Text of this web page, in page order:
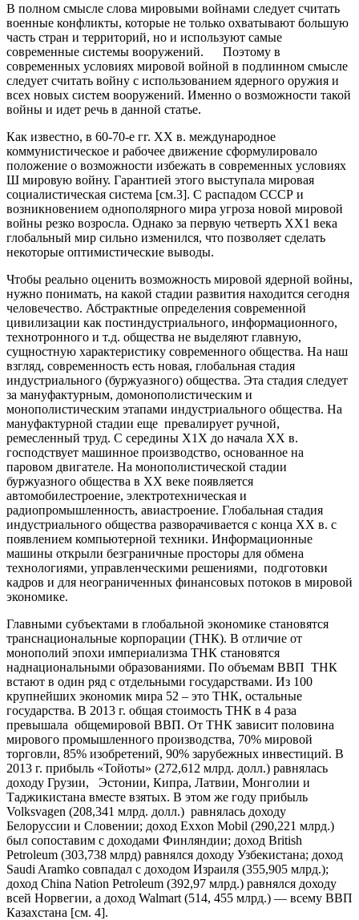
В полном смысле слова мировыми войнами следует считать
военные конфликты, которые не только охватывают большую
часть стран и территорий, но и используют самые
современные системы вооружений. Поэтому в
современных условиях мировой войной в подлинном смысле
следует считать войну с использованием ядерного оружия и
всех новых систем вооружений. Именно о возможности такой
войны и идет речь в данной статье.
Как известно, в 60-70-е гг. ХХ в. международное
коммунистическое и рабочее движение сформулировало
положение о возможности избежать в современных условиях
Ш мировую войну. Гарантией этого выступала мировая
социалистическая система [см.3]. С распадом СССР и
возникновением однополярного мира угроза новой мировой
войны резко возросла. Однако за первую четверть ХХ1 века
глобальный мир сильно изменился, что позволяет сделать
некоторые оптимистические выводы.
Чтобы реально оценить возможность мировой ядерной войны,
нужно понимать, на какой стадии развития находится сегодня
человечество. Абстрактные определения современной
цивилизации как постиндустриального, информационного,
технотронного и т.д. общества не выделяют главную,
сущностную характеристику современного общества. На наш
взгляд, современность есть новая, глобальная стадия
индустриального (буржуазного) общества. Эта стадия следует
за мануфактурным, домонополистическим и
монополистическим этапами индустриального общества. На
мануфактурной стадии еще превалирует ручной,
ремесленный труд. С середины Х1Х до начала ХХ в.
господствует машинное производство, основанное на
паровом двигателе. На монополистической стадии
буржуазного общества в ХХ веке появляется
автомобилестроение, электротехническая и
радиопромышленность, авиастроение. Глобальная стадия
индустриального общества разворачивается с конца ХХ в. с
появлением компьютерной техники. Информационные
машины открыли безграничные просторы для обмена
технологиями, управленческими решениями, подготовки
кадров и для неограниченных финансовых потоков в мировой
экономике.
Главными субъектами в глобальной экономике становятся
транснациональные корпорации (ТНК). В отличие от
монополий эпохи империализма ТНК становятся
наднациональными образованиями. По объемам ВВП ТНК
встают в один ряд с отдельными государствами. Из 100
крупнейших экономик мира 52 – это ТНК, остальные
государства. В 2013 г. общая стоимость ТНК в 4 раза
превышала общемировой ВВП. От ТНК зависит половина
мирового промышленного производства, 70% мировой
торговли, 85% изобретений, 90% зарубежных инвестиций. В
2013 г. прибыль «Тойоты» (272,612 млрд. долл.) равнялась
доходу Грузии, Эстонии, Кипра, Латвии, Монголии и
Таджикистана вместе взятых. В этом же году прибыль
Volksvagen (208,341 млрд. долл.) равнялась доходу
Белоруссии и Словении; доход Exxon Mobil (290,221 млрд.)
был сопоставим с доходами Финляндии; доход British
Petroleum (303,738 млрд) равнялся доходу Узбекистана; доход
Saudi Aramko совпадал с доходом Израиля (355,905 млрд.);
доход China Nation Petroleum (392,97 млрд.) равнялся доходу
всей Норвегии, а доход Walmart (514, 455 млрд.) — всему ВВП
Казахстана [см. 4].